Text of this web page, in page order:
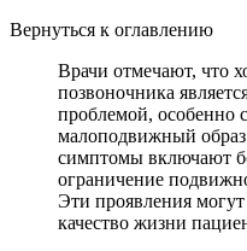
Вернуться к оглавлению
Врачи отмечают, что
позвоночника
проблемой, особенно
малоподвижный
симптомы включают
ограничение
Эти проявления
качество жизни